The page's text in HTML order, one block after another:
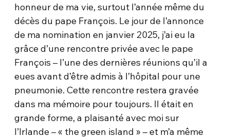
honneur de ma vie, surtout l’année même du
décès du pape François. Le jour de l’annonce
de ma nomination en janvier 2025, j’ai eu la
grâce d’une rencontre privée avec le pape
François – l’une des dernières réunions qu’il a
eues avant d’être admis à l’hôpital pour une
pneumonie. Cette rencontre restera gravée
dans ma mémoire pour toujours. Il était en
grande forme, a plaisanté avec moi sur
l’Irlande – « the green island » – et m’a même